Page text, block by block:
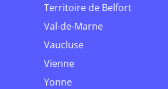
Territoire de Belfort
Val-de-Marne
Vaucluse
Vienne
Yonne